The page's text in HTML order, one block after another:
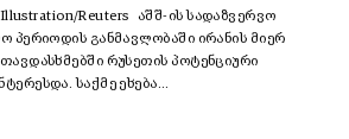
Reuters აშშ-ის სადაზვერვო
პერიოდის განმავლობაში ირანის მიერ
რუსეთის პოტენციური
საქმე ეხება…